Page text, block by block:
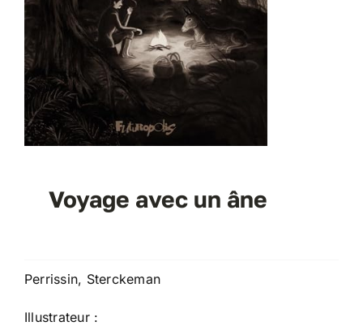
Voyage avec un âne
Perrissin, Sterckeman
Illustrateur :